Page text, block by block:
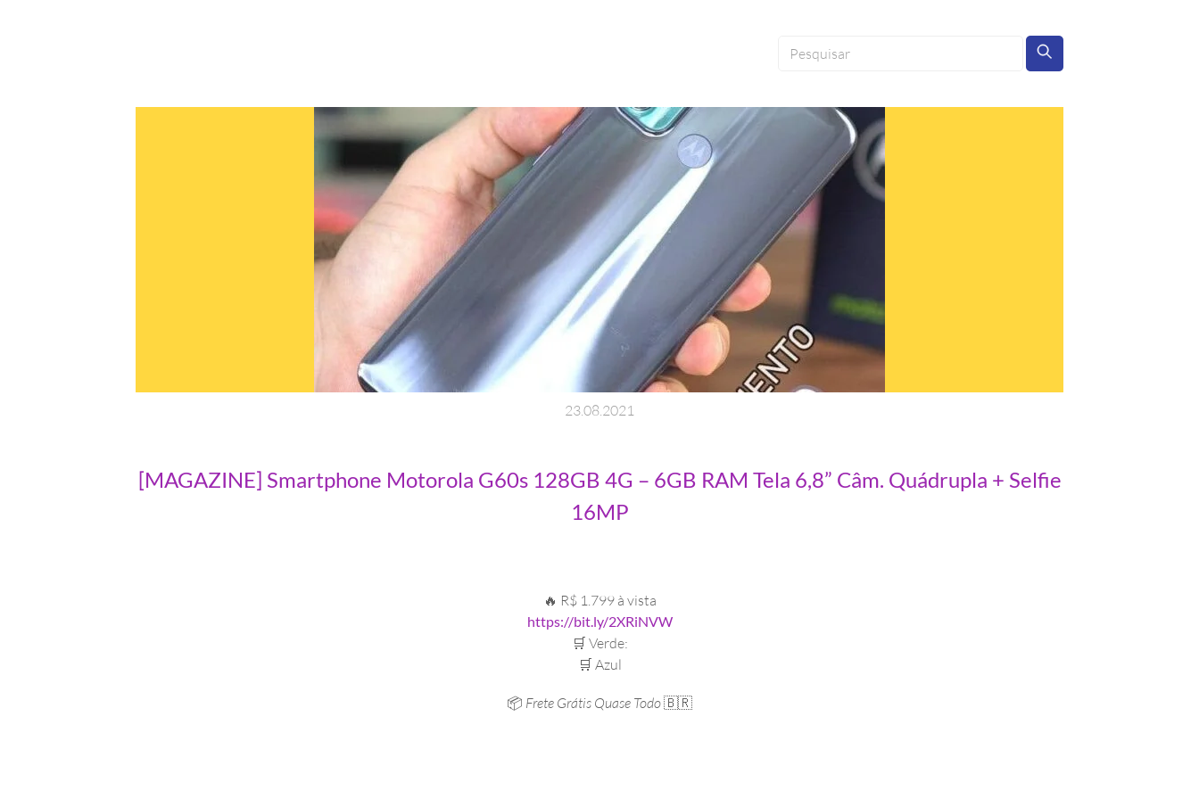
23.08.2021
[MAGAZINE] Smartphone Motorola G60s 128GB 4G – 6GB RAM Tela 6,8” Câm. Quádrupla + Selfie
16MP
🔥 R$ 1.799 à vista
https://bit.ly/2XRiNVW
🛒 Verde:
🛒 Azul
📦 Frete Grátis Quase Todo🇧🇷